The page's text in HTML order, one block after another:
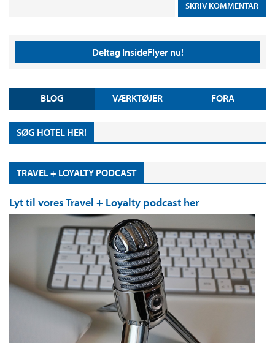
Deltag InsideFlyer nu!
BLOG VÆRKTØJER FORA
SØG HOTEL HER!
TRAVEL + LOYALTY PODCAST
Lyt til vores Travel + Loyalty podcast her